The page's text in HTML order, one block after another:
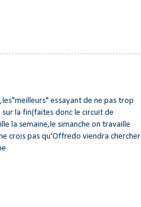
essayant de ne pas trop
la fin(faites donc le circuit de
la semaine,le simanche on travaille
crois pas qu'Offredo viendra chercher